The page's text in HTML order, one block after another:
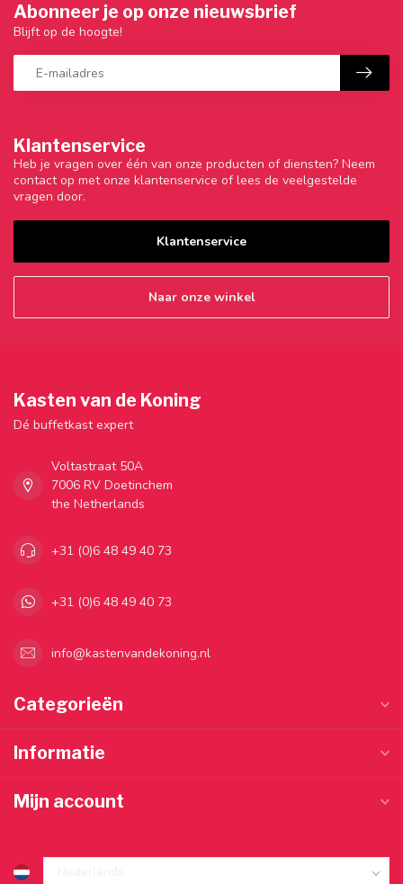
Klantenservice
Heb je vragen over één van onze producten of diensten? Neem
contact op met onze klantenservice of lees de veelgestelde
vragen door.
Klantenservice
Naar onze winkel
Abonneer je op onze nieuwsbrief
Blijft op de hoogte!
Kasten van de Koning
Dé buffetkast expert
Voltastraat 50A
7006 RV Doetinchem
the Netherlands
+31 (0)6 48 49 40 73
+31 (0)6 48 49 40 73
info@kastenvandekoning.nl
Categorieën
Informatie
Mijn account